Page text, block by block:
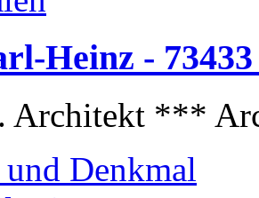
Heinz -
Architekt ***
Denkmal